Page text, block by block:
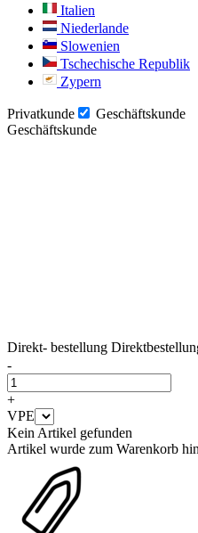
Italien
Niederlande
Slowenien
Tschechische Republik
Zypern
Privatkunde
Geschäftskunde
Geschäftskunde
Direkt- bestellung
-
+
VPE
Kein Artikel gefunden
Artikel wurde zum Warenkorb